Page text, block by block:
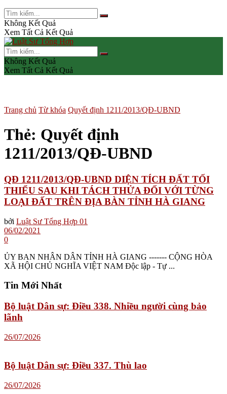
Không Kết Quả
Xem Tất Cả Kết Quả
Không Kết Quả
Xem Tất Cả Kết Quả
Trang chủ Từ khóa Quyết định 1211/2013/QĐ-UBND
Thẻ: Quyết định
1211/2013/QĐ-UBND
QĐ 1211/2013/QĐ-UBND DIỆN TÍCH ĐẤT TỐI
THIỂU SAU KHI TÁCH THỬA ĐỐI VỚI TỪNG
LOẠI ĐẤT TRÊN ĐỊA BÀN TỈNH HÀ GIANG
bởi Luật Sư Tổng Hợp 01
06/02/2021
0
ỦY BAN NHÂN DÂN TỈNH HÀ GIANG ------- CỘNG HÒA
XÃ HỘI CHỦ NGHĨA VIỆT NAM Độc lập - Tự ...
Tin Mới Nhất
Bộ luật Dân sự: Điều 338. Nhiều người cùng bảo
lãnh
26/07/2026
Bộ luật Dân sự: Điều 337. Thù lao
26/07/2026